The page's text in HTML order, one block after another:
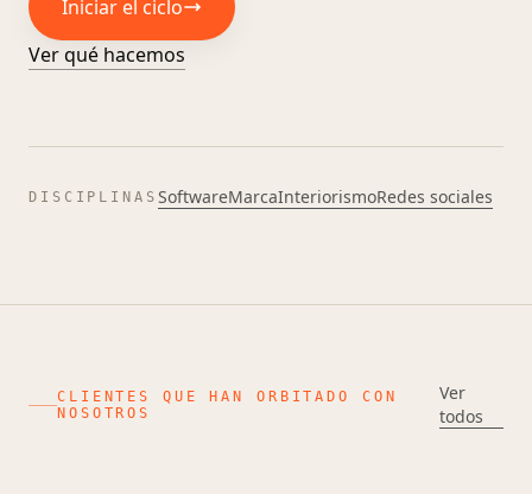
Iniciar el ciclo
Ver qué hacemos
DISCIPLINAS SoftwareMarcaInteriorismoRedes sociales
CLIENTES QUE HAN ORBITADO CON
NOSOTROS
Ver
todos